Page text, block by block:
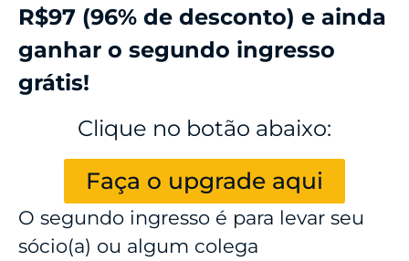
R$97 (96% de desconto) e ainda
ganhar o segundo ingresso
grátis!
Clique no botão abaixo:
Faça o upgrade aqui
O segundo ingresso é para levar seu
sócio(a) ou algum colega